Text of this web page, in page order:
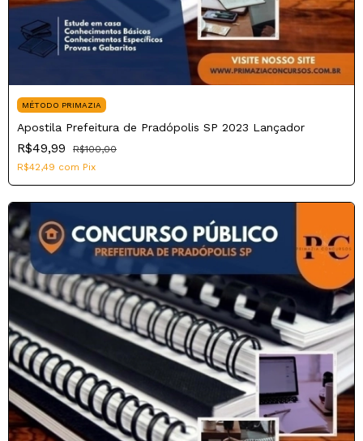
MÉTODO PRIMAZIA
Apostila Prefeitura de Pradópolis SP 2023 Lançador
R$49,99
R$100,00
R$42,49 com Pix